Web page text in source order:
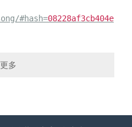
就陷得越深
无期夜无声
莫名的心疼
#hash=08228af3cb404e
多